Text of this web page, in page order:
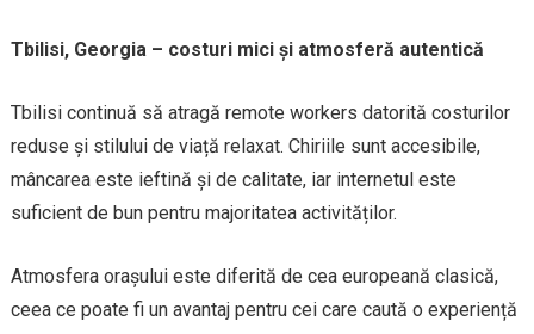
Tbilisi, Georgia – costuri mici și atmosferă autentică
Tbilisi continuă să atragă remote workers datorită costurilor
reduse și stilului de viață relaxat. Chiriile sunt accesibile,
mâncarea este ieftină și de calitate, iar internetul este
suficient de bun pentru majoritatea activităților.
Atmosfera orașului este diferită de cea europeană clasică,
ceea ce poate fi un avantaj pentru cei care caută o experiență